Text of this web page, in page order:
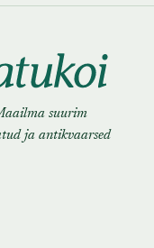
suurim
ja antikvaarsed